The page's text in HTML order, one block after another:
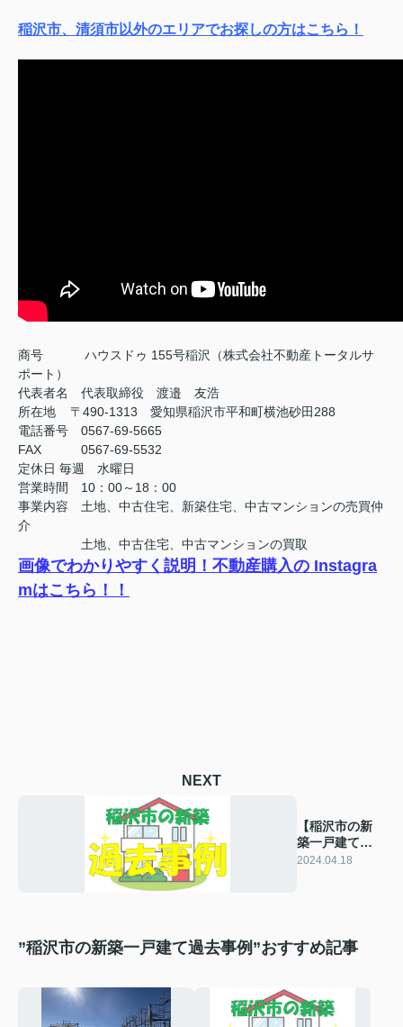
稲沢市、清須市以外のエリアでお探しの方はこちら！
商号
ハウスドゥ 155号稲沢（株式会社不動産トータルサ
ポート）
代表者名 代表取締役 渡邉 友浩
所在地 〒490-1313 愛知県稲沢市平和町横池砂田288
電話番号 0567-69-5665
FAX
0567-69-5532
定休日 毎週 水曜日
営業時間 10：00～18：00
事業内容 土地、中古住宅、新築住宅、中古マンションの売買仲
介
土地、中古住宅、中古マンションの買取
画像でわかりやすく説明！不動産購入の Instagra
mはこちら！！
NEXT
【稲沢市の新
築一戸建て】
過去の販売事
2024.04.18
”稲沢市の新築一戸建て過去事例”おすすめ記事